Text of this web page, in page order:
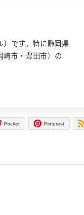
です。特に静岡県
崎市・豊田市）の
Pocket Pinterest